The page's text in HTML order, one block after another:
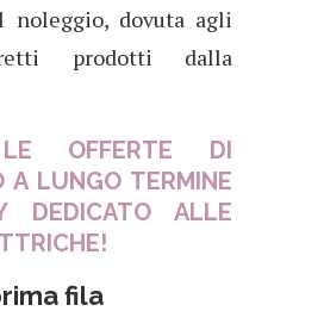
noleggio, dovuta agli
prodotti dalla
OFFERTE DI
A LUNGO TERMINE
DEDICATO ALLE
fila